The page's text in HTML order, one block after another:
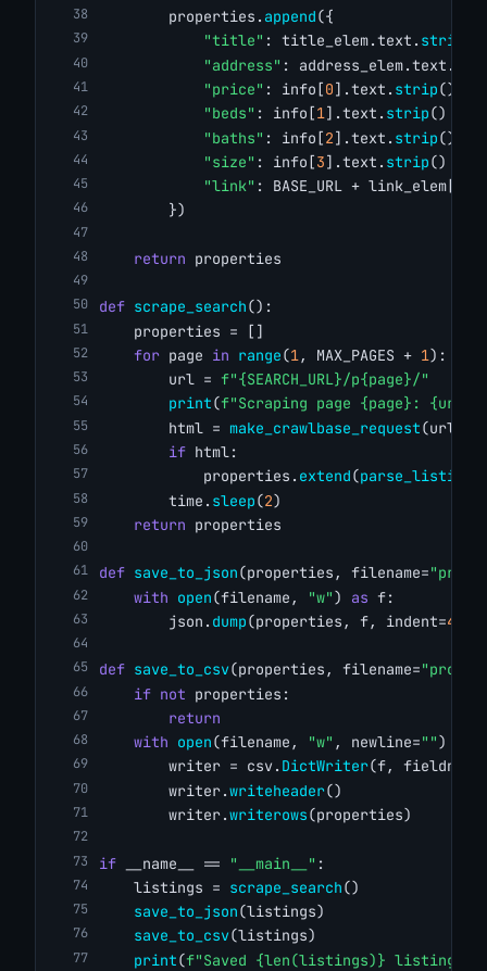
        properties.
append({
"title" : title_elem.text. strip
"address" : address_elem.text.
"price" : info[0].text. strip()
"beds" : info[1].text. strip()
"baths" : info[2].text. strip()
"size" : info[3].text. strip()
"link" : BASE_URL + link_elem[
        })
return properties
def scrape_search():
    properties = []
for page in range(1, MAX_PAGES + 1):
        url =
f"{SEARCH_URL}/p{page}/"
print(f"Scraping page {page}: {url}"
        html =
make_crawlbase_request(url)
if html:
            properties.
extend(parse_listings
        time.
sleep(2)
return properties
def save_to_json(properties, filename=
with open(filename, "w") as f:
        json.
dump(properties, f, indent=4
def save_to_csv(properties, filename=
if not properties:
return
with open(filename, "w" , newline="")
        writer = csv.
DictWriter(f,
        writer.
writeheader()
        writer.
writerows(properties)
if __name__ == "__main__" :
    listings =
scrape_search()
save_to_json(listings)
save_to_csv(listings)
print(f"Saved {len(listings)} listings to